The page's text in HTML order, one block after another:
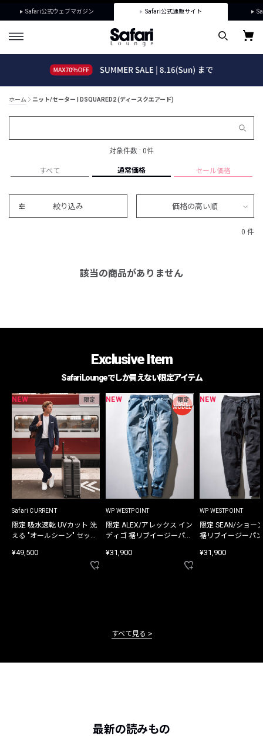
Safari公式ウェブマガジン Safari公式通販サイト
ホーム ニット/セーター | DSQUARED2 (ディースクエアード)
対象件数 : 0件
すべて 通常価格 セール価格
絞り込み 価格の高い順
0 件
該当の商品がありません
Exclusive Item
Safari Loungeでしか買えない限定アイテム
NEW 限定
Safari CURRENT
限定 吸水速乾 UVカット 洗
える "オールシーン" セット
¥49,500
NEW 限定
WP WESTPOINT
限定 ALEX/アレックス イン
ディゴ 裾リブイージーパン
¥31,900
NEW
WP WESTPOINT
限定 SEAN/ショー
裾リブイージーパ
¥31,900
すべて見る
最新の読みもの